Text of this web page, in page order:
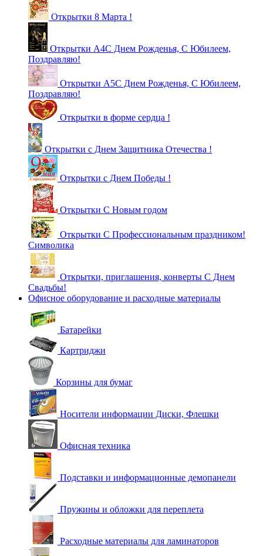
Открытки 8 Марта !
Открытки А4С Днем Рожденья, С Юбилеем,
Поздравляю!
Открытки А5С Днем Рожденья, С Юбилеем,
Поздравляю!
Открытки в форме сердца !
Открытки с Днем Защитника Отечества !
Открытки с Днем Победы !
Открытки С Новым годом
Открытки С Профессиональным праздником!
Символика
Открытки, приглашения, конверты С Днем
Свадьбы!
Офисное оборудование и расходные материалы
Батарейки
Картриджи
Корзины для бумаг
Носители информации Диски, Флешки
Офисная техника
Подставки и информационные демопанели
Пружины и обложки для переплета
Расходные материалы для ламинаторов